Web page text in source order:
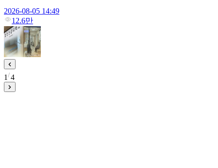
2026-08-05 14:49
12.6만
1 4